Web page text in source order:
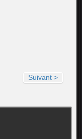
Suivant >